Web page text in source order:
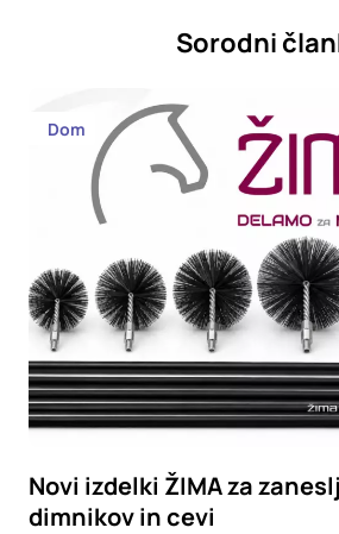
Sorodni
Dom
Novi izdelki ŽIMA za
dimnikov in cevi